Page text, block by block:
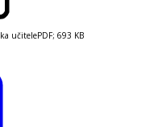
učitelePDF; 693 KB